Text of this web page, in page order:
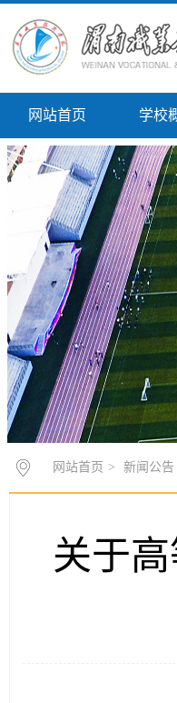
网站首页 学校
网站首页 > 新闻公告
关于